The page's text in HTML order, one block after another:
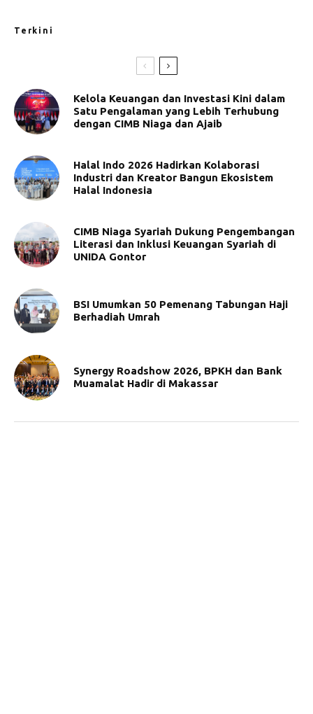
Terkini
Kelola Keuangan dan Investasi Kini dalam
Satu Pengalaman yang Lebih Terhubung
dengan CIMB Niaga dan Ajaib
Halal Indo 2026 Hadirkan Kolaborasi
Industri dan Kreator Bangun Ekosistem
Halal Indonesia
CIMB Niaga Syariah Dukung Pengembangan
Literasi dan Inklusi Keuangan Syariah di
UNIDA Gontor
BSI Umumkan 50 Pemenang Tabungan Haji
Berhadiah Umrah
Synergy Roadshow 2026, BPKH dan Bank
Muamalat Hadir di Makassar